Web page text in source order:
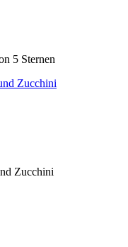
5 Sternen
Zucchini